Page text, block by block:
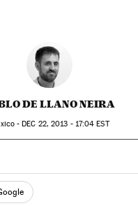
DE LLANO NEIRA
-DEC 22, 2013 - 17:04 EST
en TwitterRedes Sociales